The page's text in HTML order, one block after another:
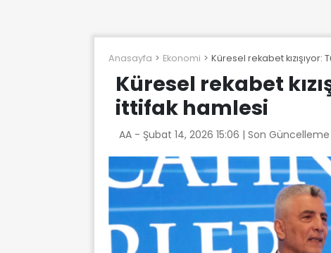
Anasayfa Ekonomi Küresel rekabet
Küresel rekabet
ittifak hamlesi
AA - Şubat 14, 2026 15:06 | Son Güncelleme